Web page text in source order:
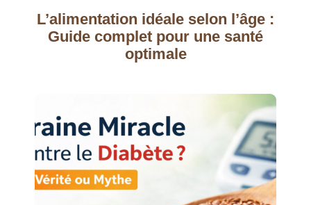
L’alimentation idéale selon l’âge :
Guide complet pour une santé
optimale